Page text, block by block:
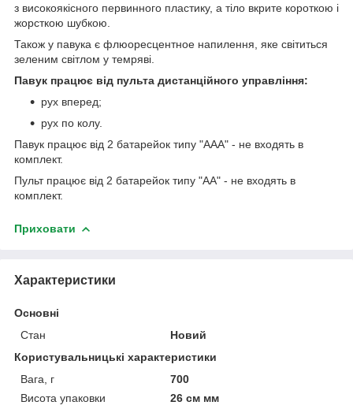
з високоякісного первинного пластику, а тіло вкрите короткою і
жорсткою шубкою.
Також у павука є флюоресцентное напилення, яке світиться
зеленим світлом у темряві.
Павук працює від пульта дистанційного управління:
рух вперед;
рух по колу.
Павук працює від 2 батарейок типу "ААА" - не входять в
комплект.
Пульт працює від 2 батарейок типу "АА" - не входять в
комплект.
Приховати
Характеристики
Основні
Стан
Новий
Користувальницькі характеристики
Вага, г
700
Висота упаковки
26 см мм